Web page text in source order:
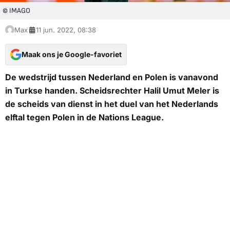
© IMAGO
Max 11 jun. 2022, 08:38
Maak ons je Google-favoriet
De wedstrijd tussen Nederland en Polen is vanavond
in Turkse handen. Scheidsrechter Halil Umut Meler is
de scheids van dienst in het duel van het Nederlands
elftal tegen Polen in de Nations League.